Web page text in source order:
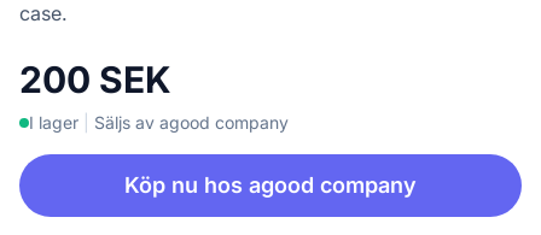
case.
200 SEK
I lager Säljs av agood company
Köp nu hos agood company